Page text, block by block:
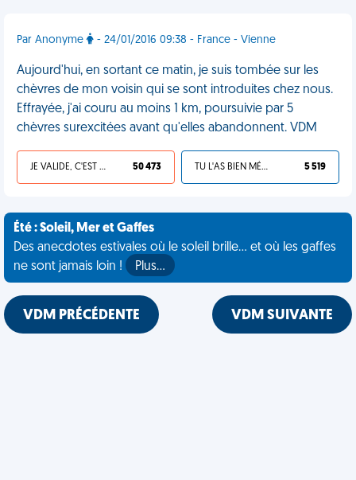
Par Anonyme - 24/01/2016 09:38 - France - Vienne
Aujourd'hui, en sortant ce matin, je suis tombée sur les
chèvres de mon voisin qui se sont introduites chez nous.
Effrayée, j'ai couru au moins 1 km, poursuivie par 5
chèvres surexcitées avant qu'elles abandonnent. VDM
JE VALIDE, C'EST UNE VDM 50 473 TU L'AS BIEN MÉRITÉ 5 519
Été : Soleil, Mer et Gaffes
Des anecdotes estivales où le soleil brille... et où les gaffes
ne sont jamais loin !
Plus…
VDM PRÉCÉDENTE VDM SUIVANTE